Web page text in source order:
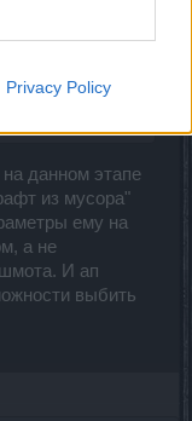
Privacy Policy
данном этапе
из мусора"
ему на
а не
И ап
выбить